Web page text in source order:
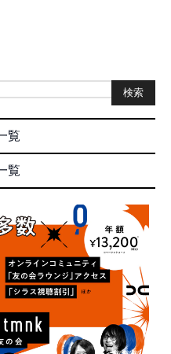
検索
覧
覧